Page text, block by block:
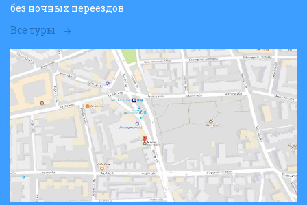
без ночных переездов
Все туры